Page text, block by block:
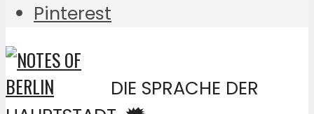
Pinterest
DIE SPRACHE DER